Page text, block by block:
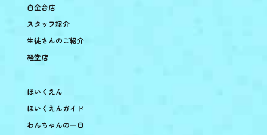
白金台店
スタッフ紹介
生徒さんのご紹介
経堂店
ほいくえん
ほいくえんガイド
わんちゃんの一日